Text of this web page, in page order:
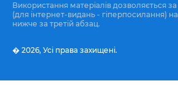
Використання матеріалів дозволяється
(для інтернет-видань - гіперпосилання)
нижче за третій абзац.
� 2026, Усі права захищені.